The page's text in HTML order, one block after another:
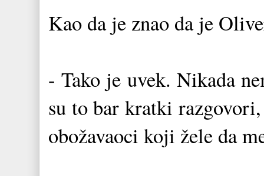
Kao da je znao da je
- Tako je uvek. Nikada
su to bar kratki
obožavaoci koji žele da